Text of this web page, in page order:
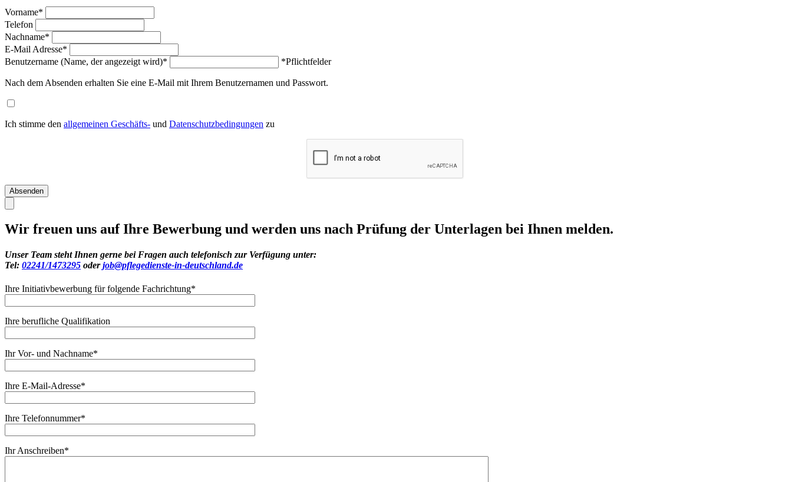
Vorname*
Telefon
Nachname*
E-Mail Adresse*
Benutzername (Name, der angezeigt wird)* *Pflichtfelder
Nach dem Absenden erhalten Sie eine E-Mail mit Ihrem Benutzernamen und Passwort.
Ich stimme den allgemeinen Geschäfts- und Datenschutzbedingungen zu
Wir freuen uns auf Ihre Bewerbung und werden uns nach Prüfung der Unterlagen bei Ihnen melden.
Unser Team steht Ihnen gerne bei Fragen auch telefonisch zur Verfügung unter:
Tel: 02241/1473295 oderjob@pflegedienste-in-deutschland.de
Ihre Initiativbewerbung für folgende Fachrichtung*
Ihre berufliche Qualifikation
Ihr Vor- und Nachname*
Ihre E-Mail-Adresse*
Ihre Telefonnummer*
Ihr Anschreiben*